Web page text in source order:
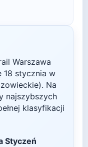
Warszawa
18 stycznia w
. Na
najszybszych
klasyfikacji
Styczeń